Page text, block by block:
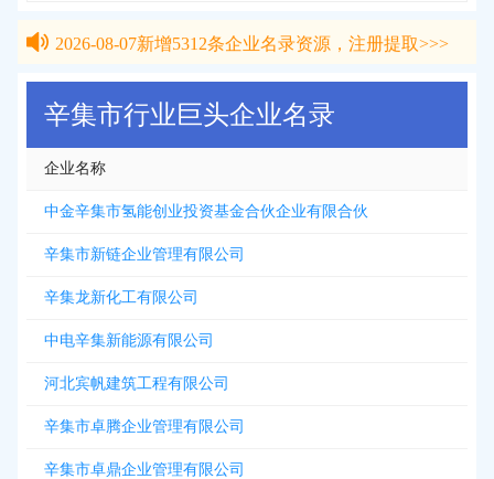
辛集市行业巨头企业名录
企业名称
中金辛集市氢能创业投资基金合伙企业有限合伙
辛集市新链企业管理有限公司
辛集龙新化工有限公司
中电辛集新能源有限公司
河北宾帆建筑工程有限公司
辛集市卓腾企业管理有限公司
辛集市卓鼎企业管理有限公司